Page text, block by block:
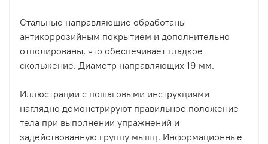
Стальные направляющие обработаны
антикоррозийным покрытием и дополнительно
отполированы, что обеспечивает гладкое
скольжение. Диаметр направляющих 19 мм.
Иллюстрации с пошаговыми инструкциями
наглядно демонстрируют правильное положение
тела при выполнении упражнений и
задействованную группу мышц. Информационные